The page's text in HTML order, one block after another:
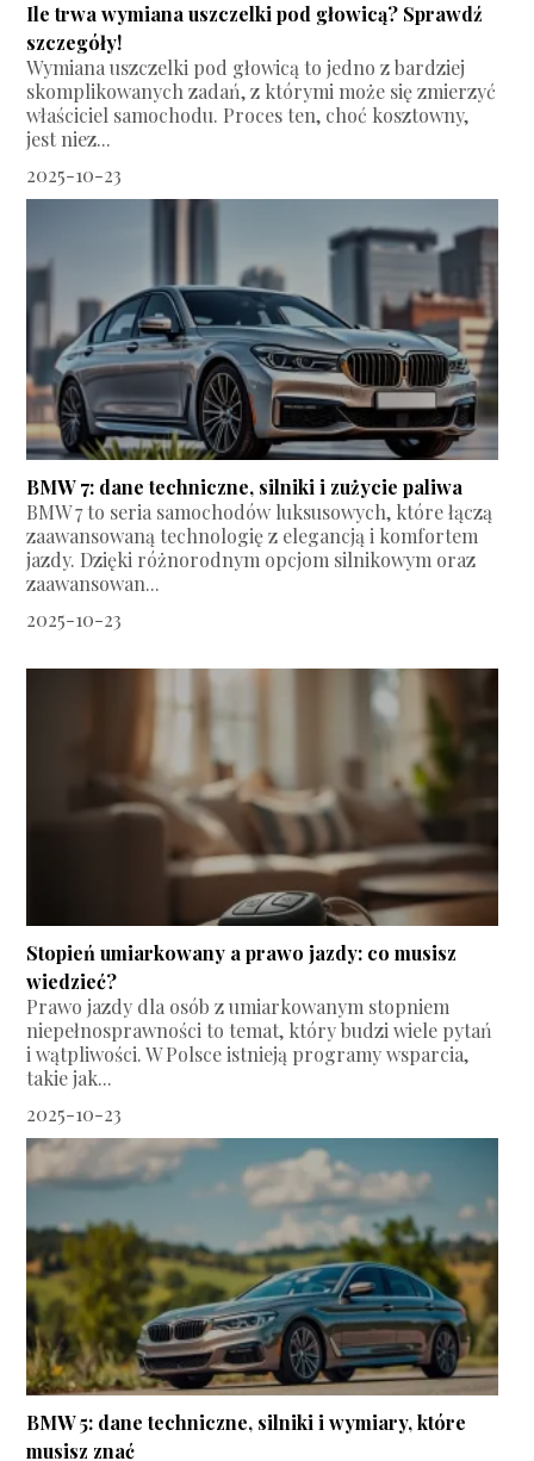
Ile trwa wymiana uszczelki pod głowicą? Sprawdź
szczegóły!
Wymiana uszczelki pod głowicą to jedno z bardziej
skomplikowanych zadań, z którymi może się zmierzyć
właściciel samochodu. Proces ten, choć kosztowny,
jest niez...
2025-10-23
BMW 7: dane techniczne, silniki i zużycie paliwa
BMW 7 to seria samochodów luksusowych, które łączą
zaawansowaną technologię z elegancją i komfortem
jazdy. Dzięki różnorodnym opcjom silnikowym oraz
zaawansowan...
2025-10-23
Stopień umiarkowany a prawo jazdy: co musisz
wiedzieć?
Prawo jazdy dla osób z umiarkowanym stopniem
niepełnosprawności to temat, który budzi wiele pytań
i wątpliwości. W Polsce istnieją programy wsparcia,
takie jak...
2025-10-23
BMW 5: dane techniczne, silniki i wymiary, które
musisz znać